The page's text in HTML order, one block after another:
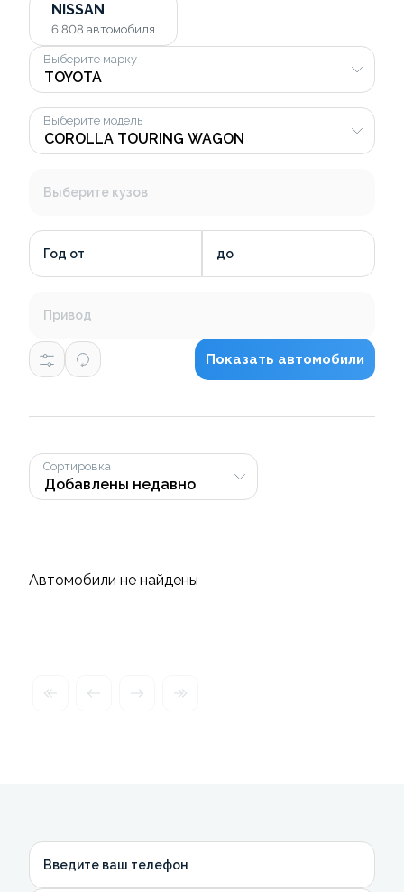
NISSAN
6 808 автомобиля
Выберите марку
Выберите модель
Выберите кузов
Год от до
Привод
Показать автомобили
Сортировка
Автомобили не найдены
Введите ваш телефон